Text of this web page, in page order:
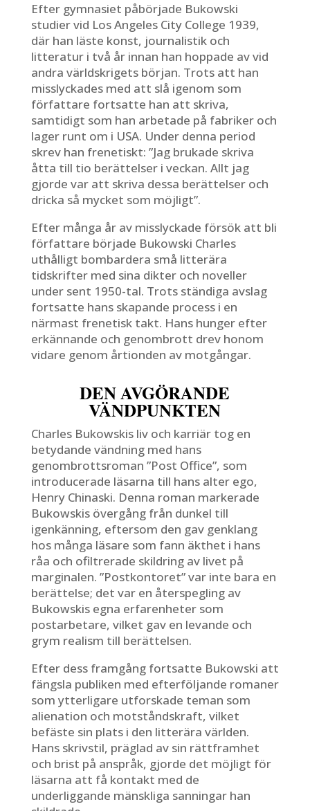
Efter gymnasiet påbörjade Bukowski
studier vid Los Angeles City College 1939,
där han läste konst, journalistik och
litteratur i två år innan han hoppade av vid
andra världskrigets början. Trots att han
misslyckades med att slå igenom som
författare fortsatte han att skriva,
samtidigt som han arbetade på fabriker och
lager runt om i USA. Under denna period
skrev han frenetiskt: ”Jag brukade skriva
åtta till tio berättelser i veckan. Allt jag
gjorde var att skriva dessa berättelser och
dricka så mycket som möjligt”.
Efter många år av misslyckade försök att bli
författare började Bukowski Charles
uthålligt bombardera små litterära
tidskrifter med sina dikter och noveller
under sent 1950-tal. Trots ständiga avslag
fortsatte hans skapande process i en
närmast frenetisk takt. Hans hunger efter
erkännande och genombrott drev honom
vidare genom årtionden av motgångar.
DEN AVGÖRANDE
VÄNDPUNKTEN
Charles Bukowskis liv och karriär tog en
betydande vändning med hans
genombrottsroman ”Post Office”, som
introducerade läsarna till hans alter ego,
Henry Chinaski. Denna roman markerade
Bukowskis övergång från dunkel till
igenkänning, eftersom den gav genklang
hos många läsare som fann äkthet i hans
råa och ofiltrerade skildring av livet på
marginalen. ”Postkontoret” var inte bara en
berättelse; det var en återspegling av
Bukowskis egna erfarenheter som
postarbetare, vilket gav en levande och
grym realism till berättelsen.
Efter dess framgång fortsatte Bukowski att
fängsla publiken med efterföljande romaner
som ytterligare utforskade teman som
alienation och motståndskraft, vilket
befäste sin plats i den litterära världen.
Hans skrivstil, präglad av sin rättframhet
och brist på anspråk, gjorde det möjligt för
läsarna att få kontakt med de
underliggande mänskliga sanningar han